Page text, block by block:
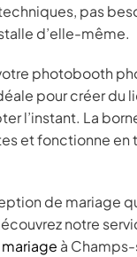
pas
d’elle-même.
photobooth
pour créer du
l’instant. La
et fonctionne en
de mariage
notre
à